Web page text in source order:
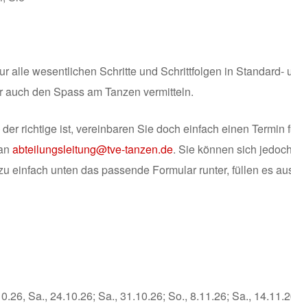
alle wesentlichen Schritte und Schrittfolgen in Standard-
den Spass am Tanzen vermitteln.
richtige ist, vereinbaren Sie doch einfach einen Termin
abteilungsleitung@tve-tanzen.de. Sie können sich jedoch
einfach unten das passende Formular runter, füllen es
Sa., 24.10.26; Sa., 31.10.26; So., 8.11.26; Sa.,